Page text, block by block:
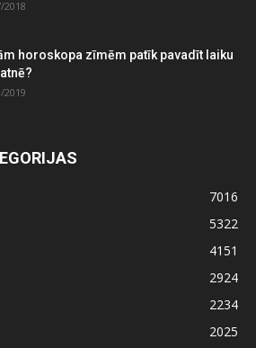
2018
horoskopa zīmēm patīk pavadīt laiku
2019
7016
5322
4151
2924
2234
2025